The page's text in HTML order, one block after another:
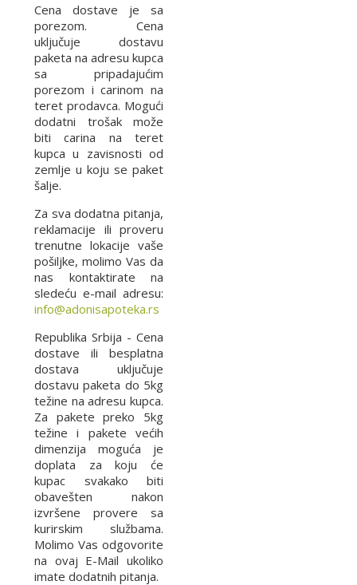
Cena dostave je sa
porezom. Cena
uključuje dostavu
paketa na adresu kupca
sa pripadajućim
porezom i carinom na
teret prodavca. Mogući
dodatni trošak može
biti carina na teret
kupca u zavisnosti od
zemlje u koju se paket
šalje.
Za sva dodatna pitanja,
reklamacije ili proveru
trenutne lokacije vaše
pošiljke, molimo Vas da
nas kontaktirate na
sledeću e-mail adresu:
info@adonisapoteka.rs
Republika Srbija - Cena
dostave ili besplatna
dostava uključuje
dostavu paketa do 5kg
težine na adresu kupca.
Za pakete preko 5kg
težine i pakete većih
dimenzija moguća je
doplata za koju će
kupac svakako biti
obavešten nakon
izvršene provere sa
kurirskim službama.
Molimo Vas odgovorite
na ovaj E-Mail ukoliko
imate dodatnih pitanja.